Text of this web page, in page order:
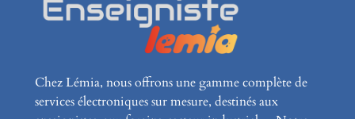
Chez Lémia, nous offrons une gamme complète de
services électroniques sur mesure, destinés aux